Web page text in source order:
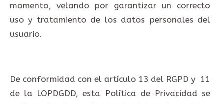
momento, velando por garantizar un correcto
uso y tratamiento de los datos personales del
usuario.
De conformidad con el artículo 13 del RGPD y 11
de la LOPDGDD, esta Política de Privacidad se